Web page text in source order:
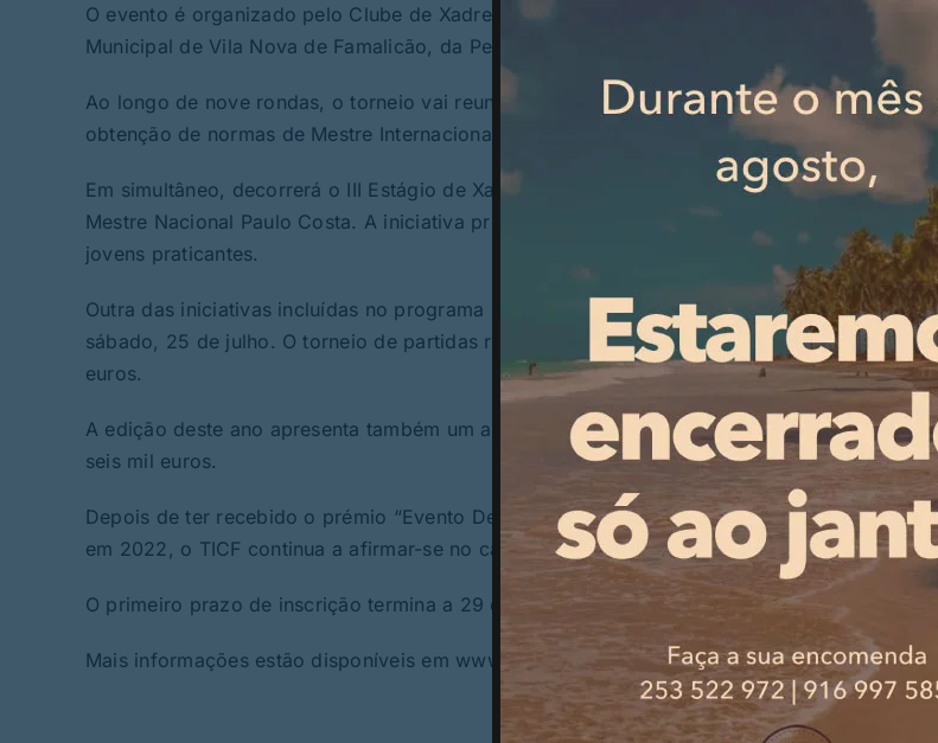
O evento é organizado pelo Clube de Xadrez A2D, com o apoio da Federação Portuguesa
Municipal de Vila Nova de Famalicão, da Peixoto Rodrigues e da Cooperativa Didáxis.
Ao longo de nove rondas, o torneio vai reunir jogadores nacionais e internacionais,
obtenção de normas de Mestre Internacional e Grande Mestre.
Em simultâneo, decorrerá o III Estágio de Xadrez Torneio Internacional Cidade de
Mestre Nacional Paulo Costa. A iniciativa pretende proporcionar momentos de
jovens praticantes.
Outra das iniciativas incluídas no programa é o II Blitz Chess Open Peixoto Rodrigues,
sábado, 25 de julho. O torneio de partidas rápidas, válido para Elo FIDE, terá um prize
euros.
A edição deste ano apresenta também um aumento do prémio monetário do torneio
seis mil euros.
Depois de ter recebido o prémio “Evento Desportivo do Ano” na Gala do Desporto de Vila
em 2022, o TICF continua a afirmar-se no calendário nacional de xadrez.
O primeiro prazo de inscrição termina a 29 de junho.
Mais informações estão disponíveis em www.ticfxadrez.com
PUBLICIDADE